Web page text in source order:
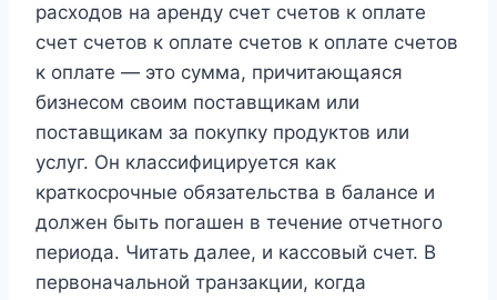
расходов на аренду счет счетов к оплате
счет счетов к оплате счетов к оплате счетов
к оплате — это сумма, причитающаяся
бизнесом своим поставщикам или
поставщикам за покупку продуктов или
услуг. Он классифицируется как
краткосрочные обязательства в балансе и
должен быть погашен в течение отчетного
периода. Читать далее, и кассовый счет. В
первоначальной транзакции, когда